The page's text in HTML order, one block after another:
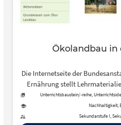
Ökolandbau in
Die Internetseite der
Ernährung stellt
und ein Bio-Quiz rund um den
Unterrichtsbaustein/-reihe,
Nachhaltigkeit,
Sekundarstufe I,